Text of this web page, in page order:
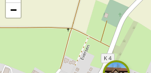
−